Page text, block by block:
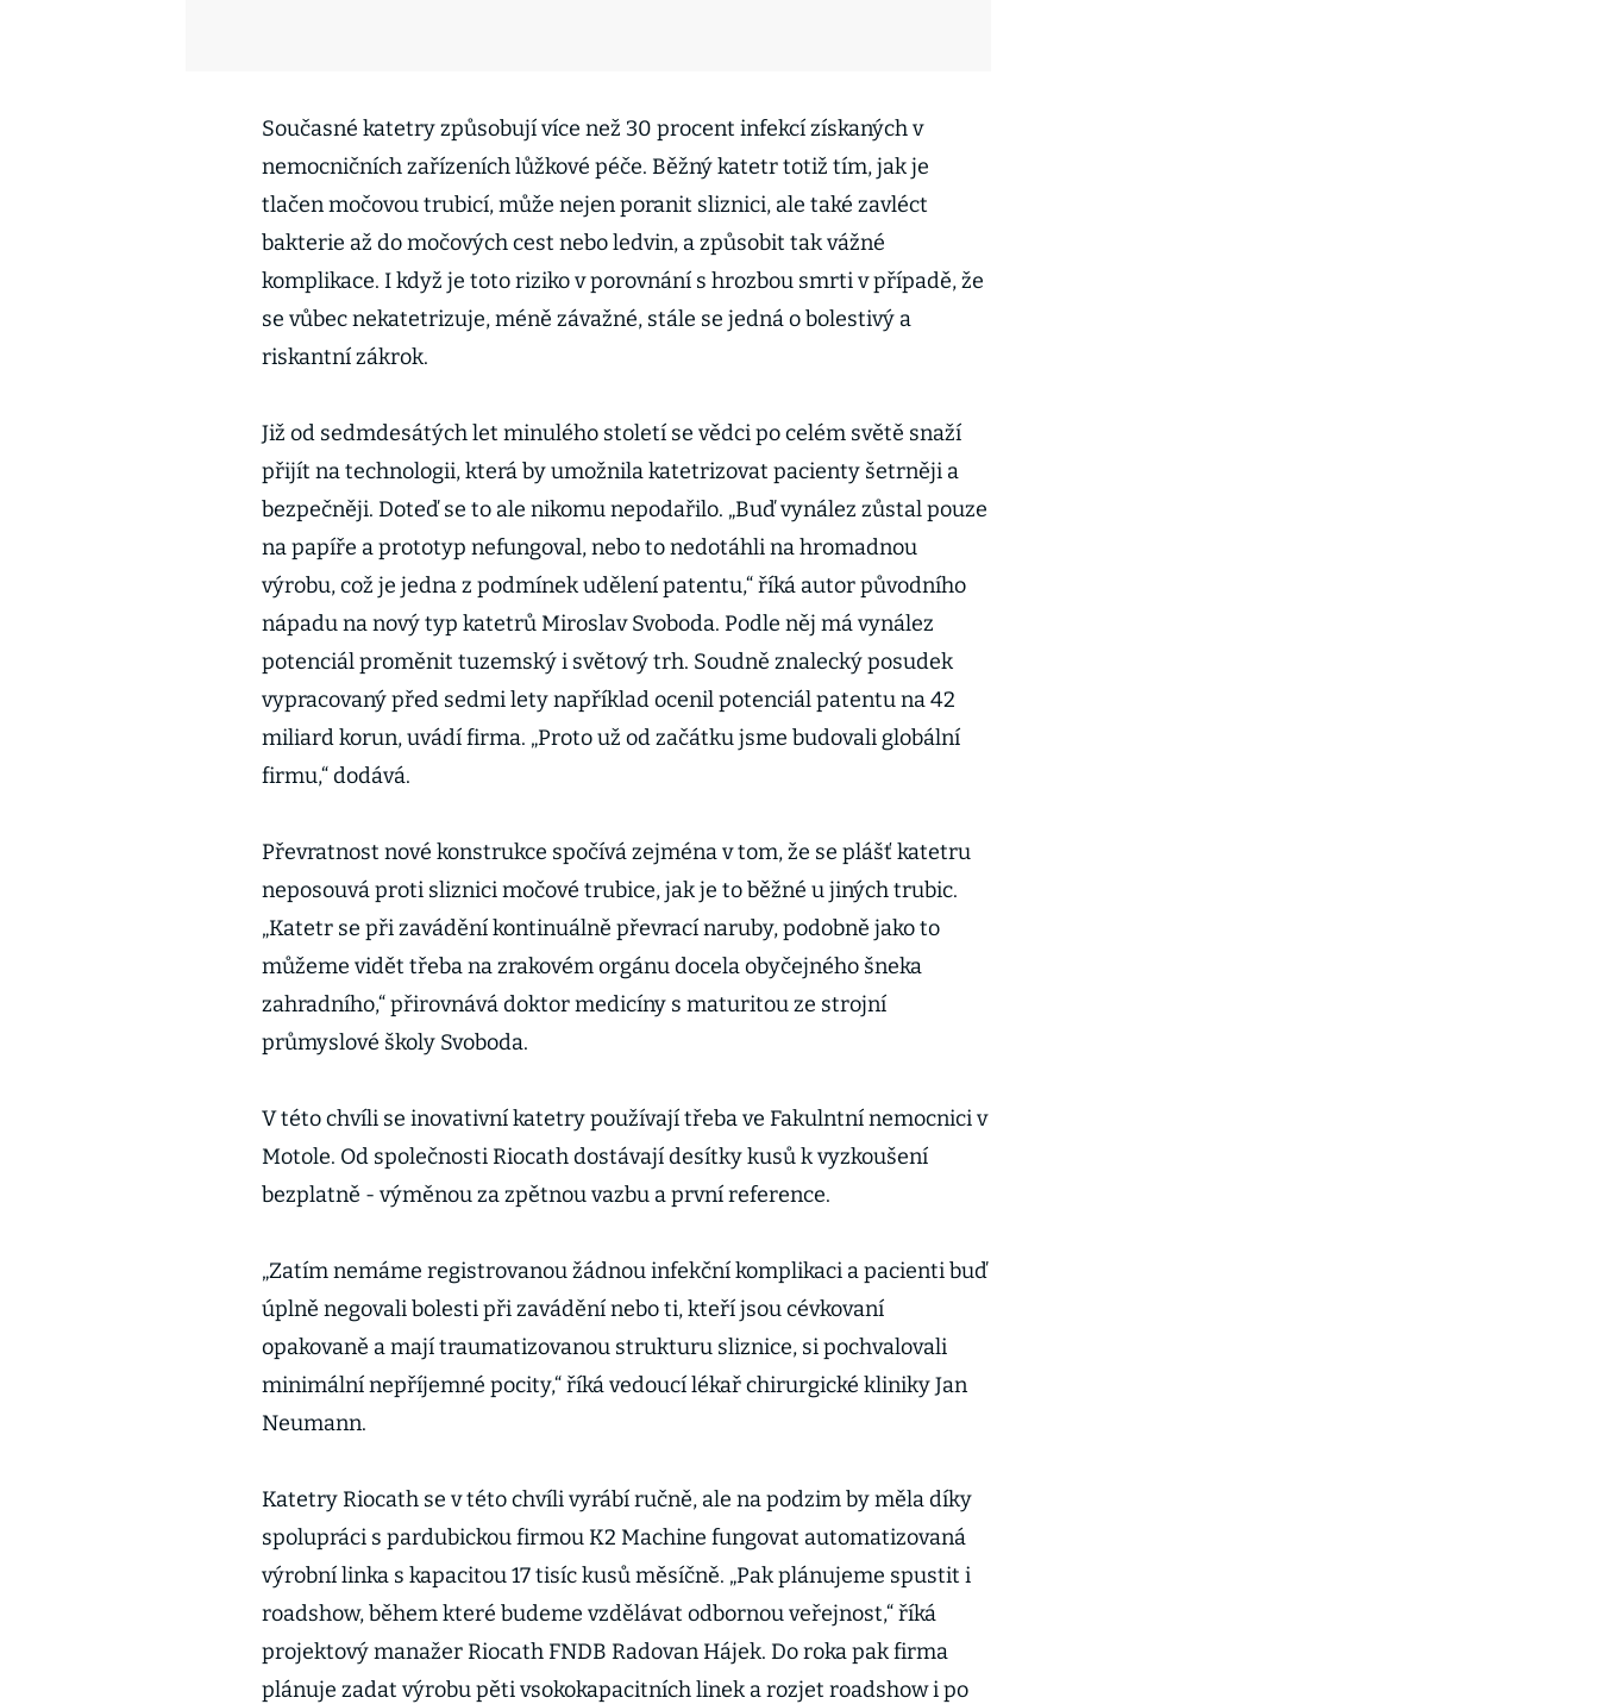
Současné katetry způsobují více než 30 procent infekcí získaných v
nemocničních zařízeních lůžkové péče. Běžný katetr totiž tím, jak je
tlačen močovou trubicí, může nejen poranit sliznici, ale také zavléct
bakterie až do močových cest nebo ledvin, a způsobit tak vážné
komplikace. I když je toto riziko v porovnání s hrozbou smrti v případě, že
se vůbec nekatetrizuje, méně závažné, stále se jedná o bolestivý a
riskantní zákrok.
Již od sedmdesátých let minulého století se vědci po celém světě snaží
přijít na technologii, která by umožnila katetrizovat pacienty šetrněji a
bezpečněji. Doteď se to ale nikomu nepodařilo. „Buď vynález zůstal pouze
na papíře a prototyp nefungoval, nebo to nedotáhli na hromadnou
výrobu, což je jedna z podmínek udělení patentu,“ říká autor původního
nápadu na nový typ katetrů Miroslav Svoboda. Podle něj má vynález
potenciál proměnit tuzemský i světový trh. Soudně znalecký posudek
vypracovaný před sedmi lety například ocenil potenciál patentu na 42
miliard korun, uvádí firma. „Proto už od začátku jsme budovali globální
firmu,“ dodává.
Převratnost nové konstrukce spočívá zejména v tom, že se plášť katetru
neposouvá proti sliznici močové trubice, jak je to běžné u jiných trubic.
„Katetr se při zavádění kontinuálně převrací naruby, podobně jako to
můžeme vidět třeba na zrakovém orgánu docela obyčejného šneka
zahradního,“ přirovnává doktor medicíny s maturitou ze strojní
průmyslové školy Svoboda.
V této chvíli se inovativní katetry používají třeba ve Fakulntní nemocnici v
Motole. Od společnosti Riocath dostávají desítky kusů k vyzkoušení
bezplatně - výměnou za zpětnou vazbu a první reference.
„Zatím nemáme registrovanou žádnou infekční komplikaci a pacienti buď
úplně negovali bolesti při zavádění nebo ti, kteří jsou cévkovaní
opakovaně a mají traumatizovanou strukturu sliznice, si pochvalovali
minimální nepříjemné pocity,“ říká vedoucí lékař chirurgické kliniky Jan
Neumann.
Katetry Riocath se v této chvíli vyrábí ručně, ale na podzim by měla díky
spolupráci s pardubickou firmou K2 Machine fungovat automatizovaná
výrobní linka s kapacitou 17 tisíc kusů měsíčně. „Pak plánujeme spustit i
roadshow, během které budeme vzdělávat odbornou veřejnost,“ říká
projektový manažer Riocath FNDB Radovan Hájek. Do roka pak firma
plánuje zadat výrobu pěti vsokokapacitních linek a rozjet roadshow i po